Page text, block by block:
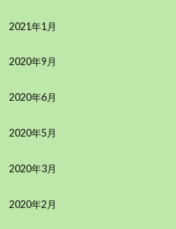
2021年1月
2020年9月
2020年6月
2020年5月
2020年3月
2020年2月